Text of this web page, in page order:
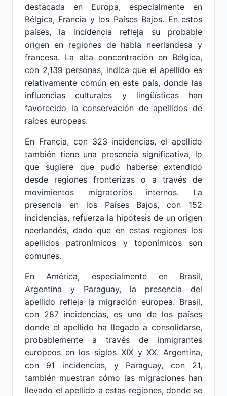
destacada en Europa, especialmente en
Bélgica, Francia y los Países Bajos. En estos
países, la incidencia refleja su probable
origen en regiones de habla neerlandesa y
francesa. La alta concentración en Bélgica,
con 2,139 personas, indica que el apellido es
relativamente común en este país, donde las
influencias culturales y lingüísticas han
favorecido la conservación de apellidos de
raíces europeas.
En Francia, con 323 incidencias, el apellido
también tiene una presencia significativa, lo
que sugiere que pudo haberse extendido
desde regiones fronterizas o a través de
movimientos migratorios internos. La
presencia en los Países Bajos, con 152
incidencias, refuerza la hipótesis de un origen
neerlandés, dado que en estas regiones los
apellidos patronímicos y toponímicos son
comunes.
En América, especialmente en Brasil,
Argentina y Paraguay, la presencia del
apellido refleja la migración europea. Brasil,
con 287 incidencias, es uno de los países
donde el apellido ha llegado a consolidarse,
probablemente a través de inmigrantes
europeos en los siglos XIX y XX. Argentina,
con 91 incidencias, y Paraguay, con 21,
también muestran cómo las migraciones han
llevado el apellido a estas regiones, donde se